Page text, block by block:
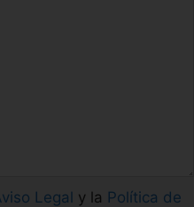
Legal y la Política de